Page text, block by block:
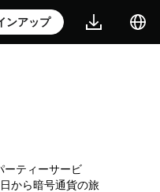
ンアップ
ーティーサービ
から暗号通貨の旅